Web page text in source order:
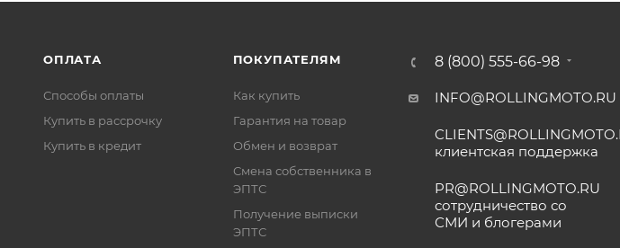
ОПЛАТА
Способы оплаты
Купить в рассрочку
Купить в кредит
ПОКУПАТЕЛЯМ
Как купить
Гарантия на товар
Обмен и возврат
Смена собственника в
ЭПТС
Получение выписки
ЭПТС
8 (800) 555-66-98
INFO@ROLLINGMOTO.RU
клиентская поддержка
PR@ROLLINGMOTO.RU
сотрудничество со
СМИ и блогерами